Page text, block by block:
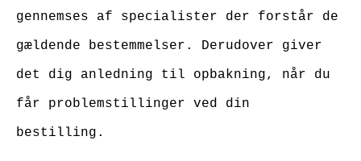
gennemses af specialister der forstår de
gældende bestemmelser. Derudover giver
det dig anledning til opbakning, når du
får problemstillinger ved din
bestilling.